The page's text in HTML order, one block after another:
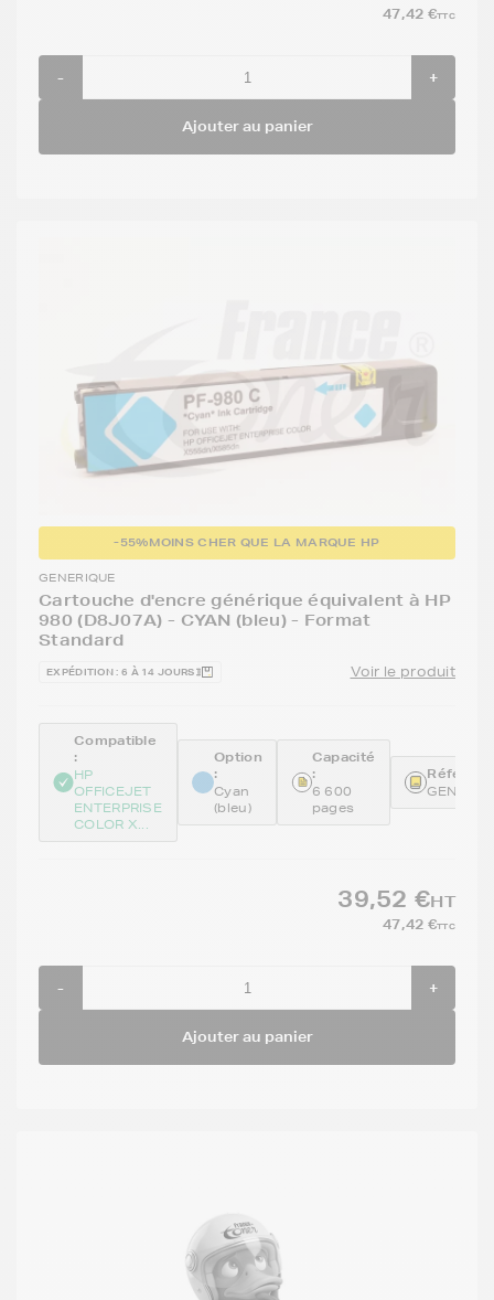
47,42 €TTC
- +
Ajouter au panier
-55%MOINS CHER QUE LA MARQUE HP
GENERIQUE
Cartouche d'encre générique équivalent à HP
980 (D8J07A) - CYAN (bleu) - Format
Standard
EXPÉDITION : 6 À 14 JOURS Voir le produit
Compatible
:
HP
OFFICEJET
ENTERPRISE
COLOR X...
Option
:
Cyan
(bleu)
Capacité
:
6 600
pages
39,52 €HT
47,42 €TTC
- +
Ajouter au panier